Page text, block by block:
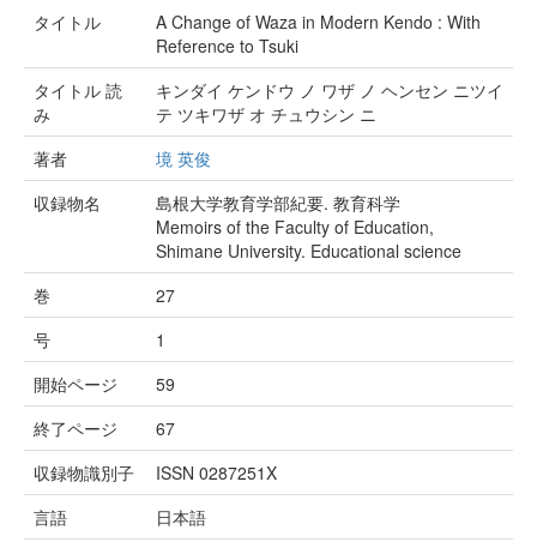
タイトル
A Change of Waza in Modern Kendo : With
Reference to Tsuki
タイトル 読
み
キンダイ ケンドウ ノ ワザ ノ ヘンセン ニツイ
テ ツキワザ オ チュウシン ニ
著者
境 英俊
収録物名
島根大学教育学部紀要. 教育科学
Memoirs of the Faculty of Education,
Shimane University. Educational science
巻
27
号
1
開始ページ
59
終了ページ
67
収録物識別子
ISSN 0287251X
言語
日本語